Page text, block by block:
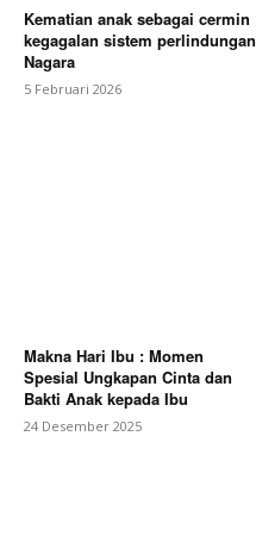
Kematian anak sebagai cermin
kegagalan sistem perlindungan
Nagara
5 Februari 2026
Makna Hari Ibu : Momen
Spesial Ungkapan Cinta dan
Bakti Anak kepada Ibu
24 Desember 2025